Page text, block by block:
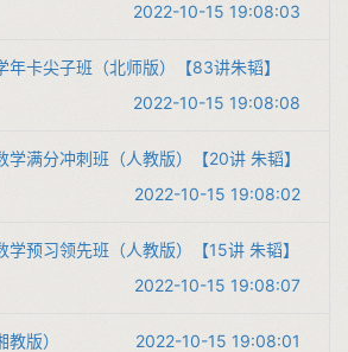
2022-10-15 19:08:03
年卡尖子班（北师版）【83讲朱韬】
2022-10-15 19:08:08
学满分冲刺班（人教版）【20讲 朱韬】
2022-10-15 19:08:02
学预习领先班（人教版）【15讲 朱韬】
2022-10-15 19:08:07
版） 2022-10-15 19:08:01